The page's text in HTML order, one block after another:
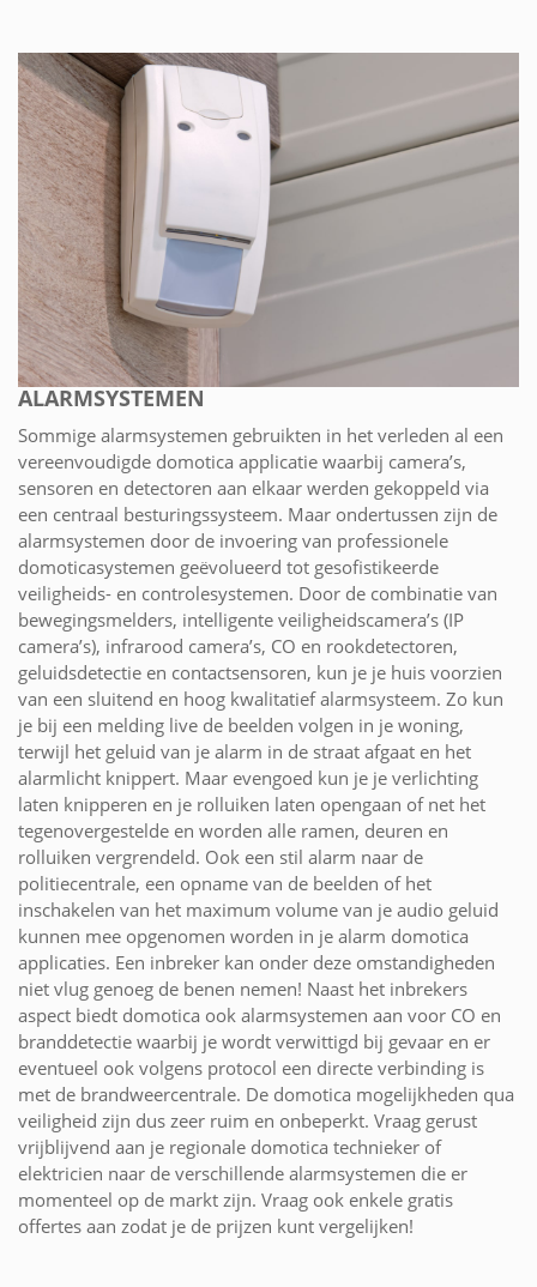
ALARMSYSTEMEN
Sommige alarmsystemen gebruikten in het verleden al een
vereenvoudigde domotica applicatie waarbij camera’s,
sensoren en detectoren aan elkaar werden gekoppeld via
een centraal besturingssysteem. Maar ondertussen zijn de
alarmsystemen door de invoering van professionele
domoticasystemen geëvolueerd tot gesofistikeerde
veiligheids- en controlesystemen. Door de combinatie van
bewegingsmelders, intelligente veiligheidscamera’s (IP
camera’s), infrarood camera’s, CO en rookdetectoren,
geluidsdetectie en contactsensoren, kun je je huis voorzien
van een sluitend en hoog kwalitatief alarmsysteem. Zo kun
je bij een melding live de beelden volgen in je woning,
terwijl het geluid van je alarm in de straat afgaat en het
alarmlicht knippert. Maar evengoed kun je je verlichting
laten knipperen en je rolluiken laten opengaan of net het
tegenovergestelde en worden alle ramen, deuren en
rolluiken vergrendeld. Ook een stil alarm naar de
politiecentrale, een opname van de beelden of het
inschakelen van het maximum volume van je audio geluid
kunnen mee opgenomen worden in je alarm domotica
applicaties. Een inbreker kan onder deze omstandigheden
niet vlug genoeg de benen nemen! Naast het inbrekers
aspect biedt domotica ook alarmsystemen aan voor CO en
branddetectie waarbij je wordt verwittigd bij gevaar en er
eventueel ook volgens protocol een directe verbinding is
met de brandweercentrale. De domotica mogelijkheden qua
veiligheid zijn dus zeer ruim en onbeperkt. Vraag gerust
vrijblijvend aan je regionale domotica technieker of
elektricien naar de verschillende alarmsystemen die er
momenteel op de markt zijn. Vraag ook enkele gratis
offertes aan zodat je de prijzen kunt vergelijken!